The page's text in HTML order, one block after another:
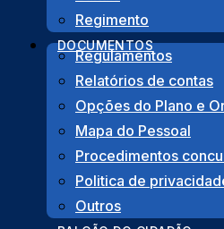
Regimento
DOCUMENTOS
Regulamentos
Relatórios de contas
Opções do Plano e
Mapa do Pessoal
Procedimentos
Politica de
Outros
Copyright © 2022 Junta de
Design byAlgardata.